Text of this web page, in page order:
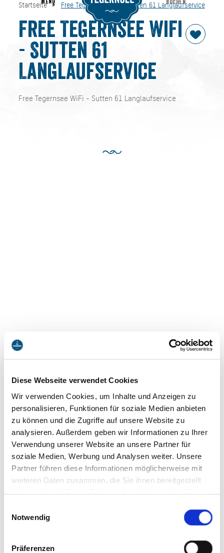
Diese Webseite verwendet Cookies
Wir verwenden Cookies, um Inhalte und Anzeigen zu
personalisieren, Funktionen für soziale Medien anbieten
zu können und die Zugriffe auf unsere Website zu
analysieren. Außerdem geben wir Informationen zu Ihrer
Verwendung unserer Website an unsere Partner für
soziale Medien, Werbung und Analysen weiter. Unsere
Partner führen diese Informationen möglicherweise mit
weiteren Daten zusammen, die Sie ihnen bereitgestellt
haben oder die Sie im Rahmen Ihrer Nutzung der Dienste
Cookies, wenn Sie unsere Webseite weiterhin nutzen.
Notwendig
Präferenzen
Startseite Free Tegernsee WiFi - Sutten 61 Langlaufservice
Free Tegernsee WiFi
- Sutten 61
Langlaufservice
Free Tegernsee WiFi - Sutten 61 Langlaufservice
Free Tegernsee WiFi - Sutten 61
Sutten 61
83700
Rottach-Egern
jetzt Route planen
Startseite Free Tegernsee WiFi - Sutten 61 Langlaufservice
MENU BUCHEN